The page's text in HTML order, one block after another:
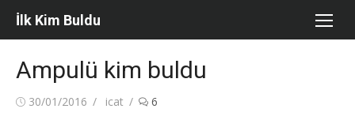
Skip
İlk Kim Buldu
Ampulü kim buldu
Posted
30/01/2016 Author
icat 6